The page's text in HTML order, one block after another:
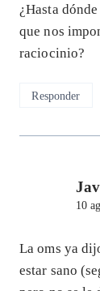
¿Hasta
que nos
raciocinio?
Responder
10
La oms ya
estar sano